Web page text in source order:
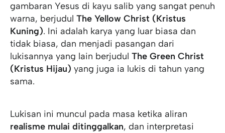
gambaran Yesus di kayu salib yang sangat penuh
warna, berjudul The Yellow Christ (Kristus
Kuning). Ini adalah karya yang luar biasa dan
tidak biasa, dan menjadi pasangan dari
lukisannya yang lain berjudul The Green Christ
(Kristus Hijau) yang juga ia lukis di tahun yang
sama.
Lukisan ini muncul pada masa ketika aliran
realisme mulai ditinggalkan, dan interpretasi